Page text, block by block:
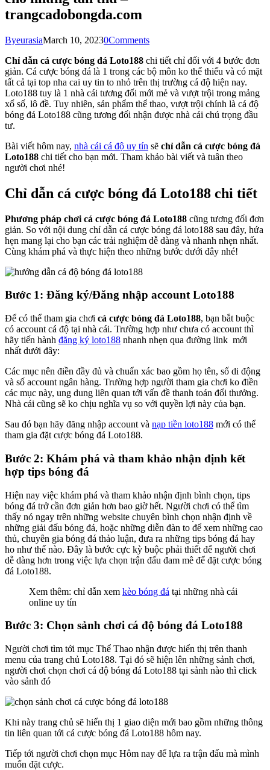
trangcadobongda.com
ByeurasiaMarch 10, 20230Comments
Chỉ dẫn cá cược bóng đá Loto188 chi tiết chỉ đối với 4 bước đơn
giản. Cá cược bóng đá là 1 trong các bộ môn ko thể thiếu và có mặt
tất cả tại top nha cai uy tin to nhỏ trên thị trường cá độ hiện nay.
Loto188 tuy là 1 nhà cái tương đối mới mẻ và vượt trội trong mảng
xổ số, lô đề. Tuy nhiên, sản phẩm thể thao, vượt trội chính là cá độ
bóng đá Loto188 cũng tương đối nhận được nhà cái chú trọng đầu
tư.
Bài viết hôm nay, nhà cái cá độ uy tín sẽ chỉ dẫn cá cược bóng đá
Loto188 chi tiết cho bạn mới. Tham khảo bài viết và tuân theo
người chơi nhé!
Chỉ dẫn cá cược bóng đá Loto188 chi tiết
Phương pháp chơi cá cược bóng đá Loto188 cũng tương đối đơn
giản. So với nội dung chỉ dẫn cá cược bóng đá loto188 sau đây, hứa
hẹn mang lại cho bạn các trải nghiệm dễ dàng và nhanh nhẹn nhất.
Cùng khám phá và thực hiện theo những bước dưới đây nhé!
Bước 1: Đăng ký/Đăng nhập account Loto188
Để có thể tham gia chơi cá cược bóng đá Loto188, bạn bắt buộc
có account cá độ tại nhà cái. Trường hợp như chưa có account thì
hãy tiến hành đăng ký loto188 nhanh nhẹn qua đường link mới
nhất dưới đây:
Các mục nên điền đầy đủ và chuẩn xác bao gồm họ tên, số di động
và số account ngân hàng. Trường hợp người tham gia chơi ko điền
các mục này, ung dung liên quan tới vấn đề thanh toán đổi thưởng.
Nhà cái cũng sẽ ko chịu nghĩa vụ so với quyền lợi này của bạn.
Sau đó bạn hãy đăng nhập account và nạp tiền loto188 mới có thể
tham gia đặt cược bóng đá Loto188.
Bước 2: Khám phá và tham khảo nhận định kết
hợp tips bóng đá
Hiện nay việc khám phá và tham khảo nhận định bình chọn, tips
bóng đá trở cần đơn giản hơn bao giờ hết. Người chơi có thể tìm
thấy nó ngay trên những website chuyên bình chọn nhận định về
những giải đấu bóng đá, hoặc những diễn đàn to để xem những cao
thủ, chuyên gia bóng đá thảo luận, đưa ra những tips bóng đá hay
ho như thế nào. Đây là bước cực kỳ buộc phải thiết để người chơi
dễ dàng hơn trong việc lựa chọn trận đấu đam mê để đặt cược bóng
đá Loto188.
Xem thêm: chỉ dẫn xem kèo bóng đá tại những nhà cái
online uy tín
Bước 3: Chọn sảnh chơi cá độ bóng đá Loto188
Người chơi tìm tới mục Thể Thao nhận được hiển thị trên thanh
menu của trang chủ Loto188. Tại đó sẽ hiện lên những sảnh chơi,
người chơi chọn chơi cá độ bóng đá Loto188 tại sảnh nào thì click
vào sảnh đó
Khi này trang chủ sẽ hiển thị 1 giao diện mới bao gồm những thông
tin liên quan tới cá cược bóng đá Loto188 hôm nay.
Tiếp tới người chơi chọn mục Hôm nay để lựa ra trận đấu mà mình
muốn đặt cược.